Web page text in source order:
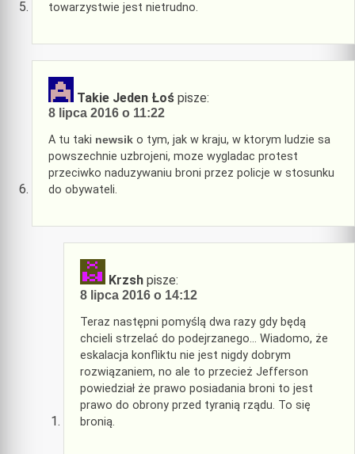
towarzystwie jest nietrudno.
Takie Jeden Łoś pisze:
8 lipca 2016 o 11:22
A tu taki newsik o tym, jak w kraju, w ktorym ludzie sa
powszechnie uzbrojeni, moze wygladac protest
przeciwko naduzywaniu broni przez policje w stosunku
do obywateli.
Krzsh pisze:
8 lipca 2016 o 14:12
Teraz następni pomyślą dwa razy gdy będą
chcieli strzelać do podejrzanego… Wiadomo, że
eskalacja konfliktu nie jest nigdy dobrym
rozwiązaniem, no ale to przecież Jefferson
powiedział że prawo posiadania broni to jest
prawo do obrony przed tyranią rządu. To się
bronią.